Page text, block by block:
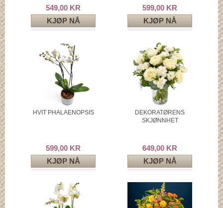
549,00 KR
KJØP NÅ
599,00 KR
KJØP NÅ
HVIT PHALAENOPSIS
599,00 KR
KJØP NÅ
DEKORATØRENS
SKJØNNHET
649,00 KR
KJØP NÅ